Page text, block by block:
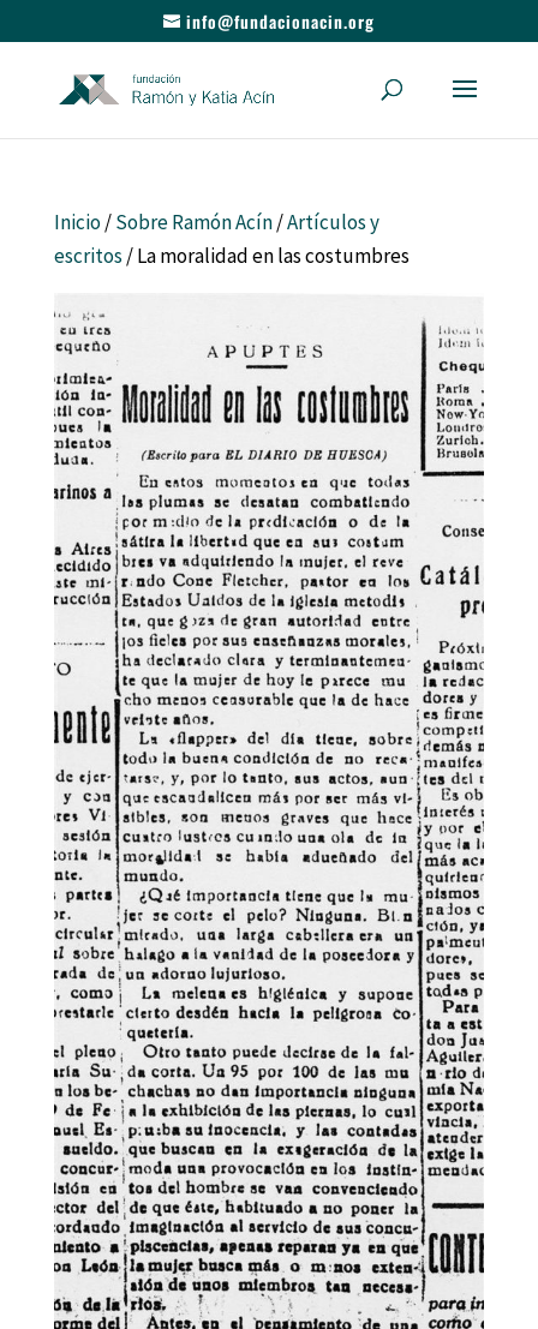
info@fundacionacin.org
Inicio/Sobre Ramón Acín/Artículos y
escritos / La moralidad en las costumbres